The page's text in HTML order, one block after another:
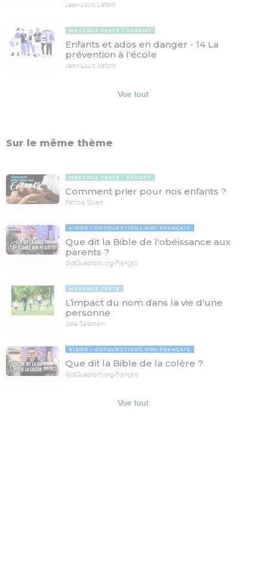
Jean-Louis Lafont
MESSAGE TEXTE PARENT
Enfants et ados en danger - 14 La
prévention à l'école
Jean-Louis Lafont
Voir tout
Sur le même thème
MESSAGE TEXTE PARENT
Comment prier pour nos enfants ?
Patricia Stuart
03:15
VIDÉO GOTQUESTIONS.ORG-FRANÇAIS
Que dit la Bible de l'obéissance aux
parents ?
GotQuestions.org-Français
MESSAGE TEXTE
L’impact du nom dans la vie d'une
personne
Jolie Selemani
06:32
VIDÉO GOTQUESTIONS.ORG-FRANÇAIS
Que dit la Bible de la colère ?
GotQuestions.org-Français
Voir tout